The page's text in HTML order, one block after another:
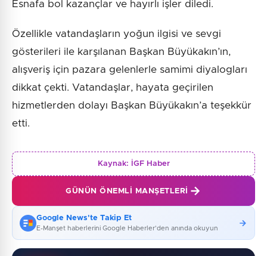
Esnafa bol kazançlar ve hayırlı işler diledi.
Özellikle vatandaşların yoğun ilgisi ve sevgi
gösterileri ile karşılanan Başkan Büyükakın’ın,
alışveriş için pazara gelenlerle samimi diyalogları
dikkat çekti. Vatandaşlar, hayata geçirilen
hizmetlerden dolayı Başkan Büyükakın’a teşekkür
etti.
Kaynak: İGF Haber
GÜNÜN ÖNEMLI MANŞETLERI
Google News'te Takip Et
E-Manşet haberlerini Google Haberler'den anında okuyun